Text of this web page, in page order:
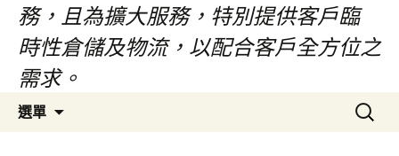
務，且為擴大服務，特別提供客戶臨
時性倉儲及物流，以配合客戶全方位之
需求。
選單
搜
尋